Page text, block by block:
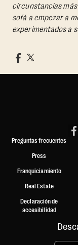
circunstancias más
sofá a empezar a
experimentados a
Preguntas frecuentes
Press
Franquiciamiento
Real Estate
Declaración de
accesibilidad